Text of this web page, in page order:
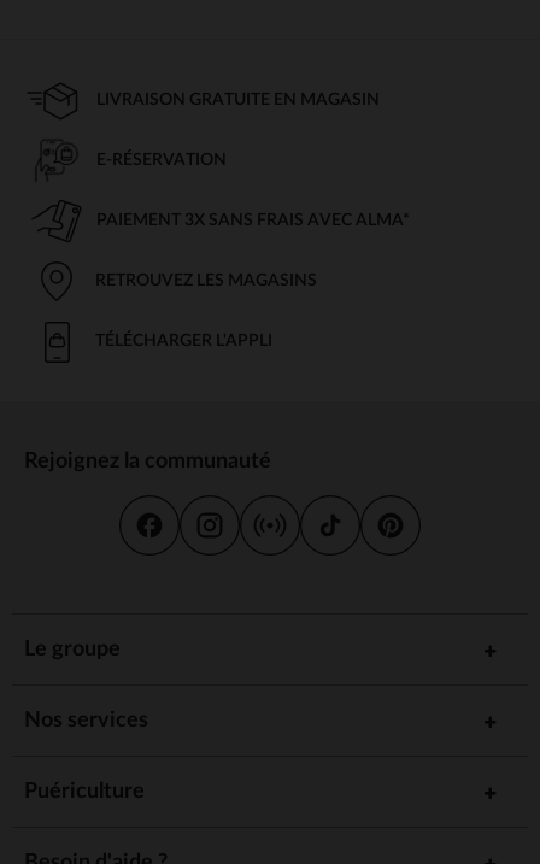
LIVRAISON GRATUITE EN MAGASIN
E-RÉSERVATION
PAIEMENT 3X SANS FRAIS AVEC ALMA*
RETROUVEZ LES MAGASINS
TÉLÉCHARGER L'APPLI
Rejoignez la communauté
Le groupe
Nos services
Puériculture